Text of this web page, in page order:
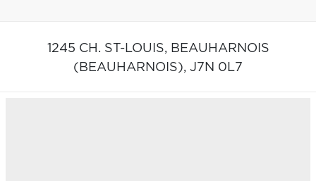
1245 CH. ST-LOUIS, BEAUHARNOIS
(BEAUHARNOIS), J7N 0L7